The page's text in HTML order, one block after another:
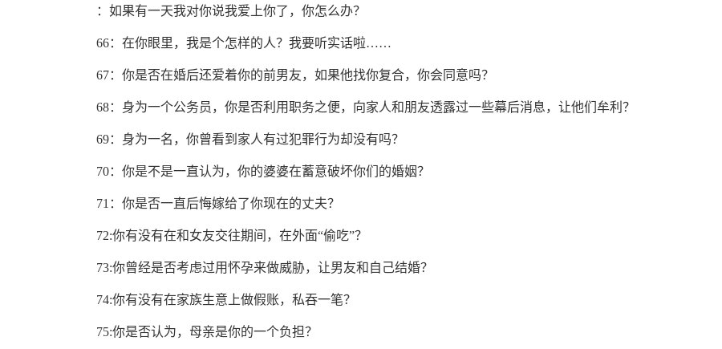
：如果有一天我对你说我爱上你了，你怎么办？
66：在你眼里，我是个怎样的人？我要听实话啦……
67：你是否在婚后还爱着你的前男友，如果他找你复合，你会同意吗？
68：身为一个公务员，你是否利用职务之便，向家人和朋友透露过一些幕后消息，让他们牟利？
69：身为一名，你曾看到家人有过犯罪行为却没有吗？
70：你是不是一直认为，你的婆婆在蓄意破坏你们的婚姻？
71：你是否一直后悔嫁给了你现在的丈夫？
72:你有没有在和女友交往期间，在外面“偷吃”？
73:你曾经是否考虑过用怀孕来做威胁，让男友和自己结婚？
74:你有没有在家族生意上做假账，私吞一笔？
75:你是否认为，母亲是你的一个负担？